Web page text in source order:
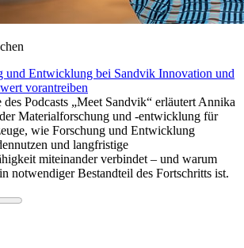
und Entwicklung bei Sandvik Innovation und
vorantreiben
Podcasts „Meet Sandvik“ erläutert Annika
Materialforschung und -entwicklung für
wie Forschung und Entwicklung
und langfristige
miteinander verbindet – und warum
notwendiger Bestandteil des Fortschritts ist.